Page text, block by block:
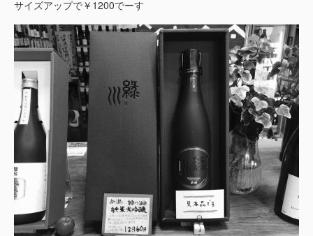
サイズアップで￥1200でーす